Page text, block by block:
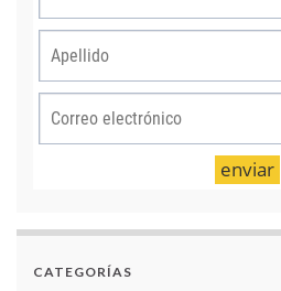
CATEGORÍAS